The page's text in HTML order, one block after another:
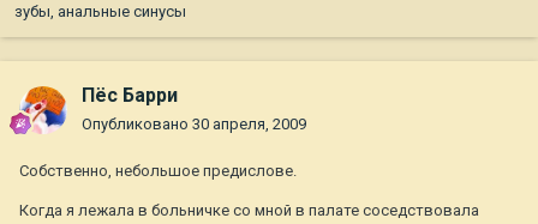
зубы, анальные синусы
Пёс Барри
Опубликовано 30 апреля, 2009
Собственно, небольшое предислове.
Когда я лежала в больничке со мной в палате соседствовала